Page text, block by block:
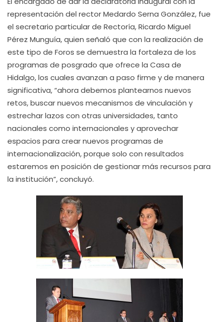
representación del rector Medardo Serna González, fue
el secretario particular de Rectoría, Ricardo Miguel
Pérez Munguía, quien señaló que con la realización de
este tipo de Foros se demuestra la fortaleza de los
programas de posgrado que ofrece la Casa de
Hidalgo, los cuales avanzan a paso firme y de manera
significativa, “ahora debemos plantearnos nuevos
retos, buscar nuevos mecanismos de vinculación y
estrechar lazos con otras universidades, tanto
nacionales como internacionales y aprovechar
espacios para crear nuevos programas de
internacionalización, porque solo con resultados
estaremos en posición de gestionar más recursos para
la institución”, concluyó.